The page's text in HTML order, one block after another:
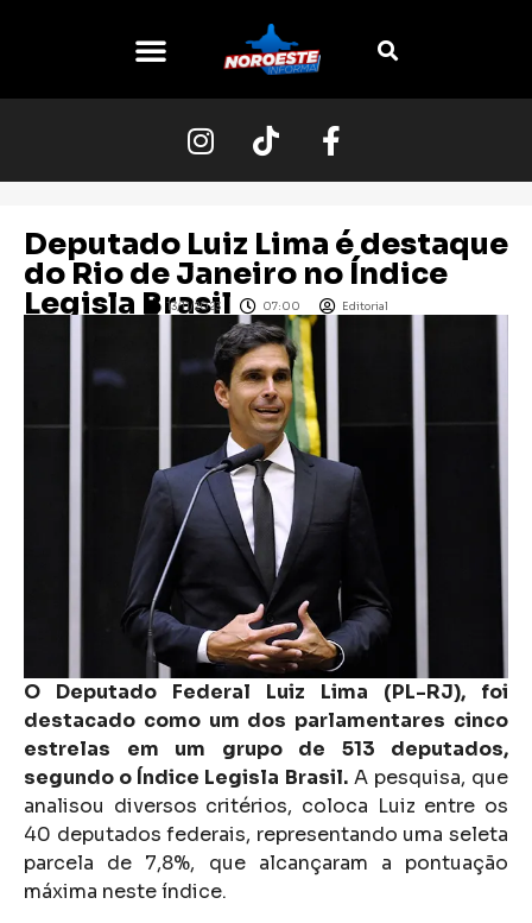
Deputado Luiz Lima é destaque
do Rio de Janeiro no Índice
Legisla Brasil
13/11/2023 07:00 Editorial
O Deputado Federal Luiz Lima (PL-RJ), foi
destacado como um dos parlamentares cinco
estrelas em um grupo de 513 deputados,
segundo o Índice Legisla Brasil.A pesquisa, que
analisou diversos critérios, coloca Luiz entre os
40 deputados federais, representando uma seleta
parcela de 7,8%, que alcançaram a pontuação
máxima neste índice.